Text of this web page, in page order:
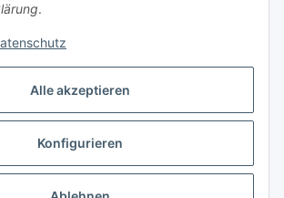
Alle akzeptieren
Konfigurieren
.
Vertrag widerrufen
USt., zzgl.Versand